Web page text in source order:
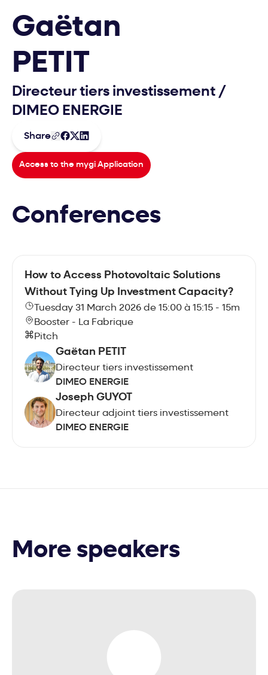
Gaëtan
PETIT
Directeur tiers investissement /
DIMEO ENERGIE
Share
Access to the mygi Application
Conferences
How to Access Photovoltaic Solutions
Without Tying Up Investment Capacity?
Tuesday 31 March 2026 de 15:00 à 15:15 - 15m
Booster - La Fabrique
Pitch
Gaëtan PETIT
Directeur tiers investissement
DIMEO ENERGIE
Joseph GUYOT
Directeur adjoint tiers investissement
DIMEO ENERGIE
More speakers